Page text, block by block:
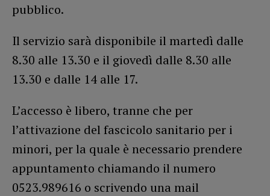
pubblico.
Il servizio sarà disponibile il martedì dalle
8.30 alle 13.30 e il giovedì dalle 8.30 alle
13.30 e dalle 14 alle 17.
L’accesso è libero, tranne che per
l’attivazione del fascicolo sanitario per i
minori, per la quale è necessario prendere
appuntamento chiamando il numero
0523.989616 o scrivendo una mail